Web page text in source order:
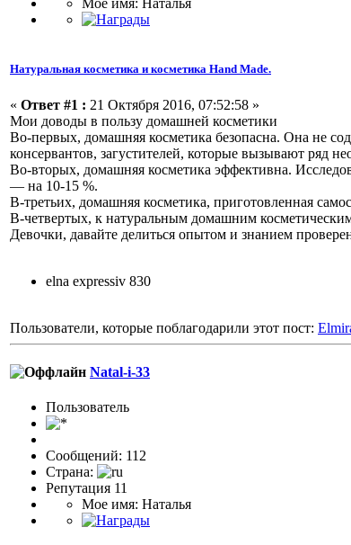
Мое имя: Наталья
Натуральная косметика и косметика Hand Made.
« Ответ #1 : 21 Октября 2016, 07:52:58 »
Мои доводы в пользу домашней косметики
Во-первых, домашняя косметика безопасна. Она не
консервантов, загустителей, которые вызывают ряд
Во-вторых, домашняя косметика эффективна.
— на 10-15 %.
В-третьих, домашняя косметика, приготовленная
В-четвертых, к натуральным домашним
Девочки, давайте делиться опытом и знанием
elna expressiv 830
Пользователи, которые поблагодарили этот пост:
Natal-i-33
Пользовaтeль
Сообщений: 112
Страна:
Репутация 11
Мое имя: Наталья